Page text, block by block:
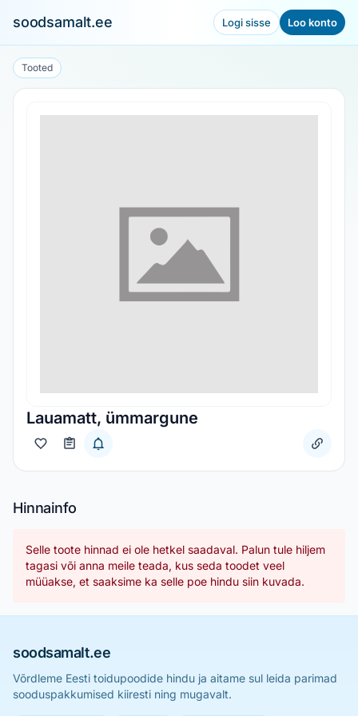
soodsamalt.ee Logi sisse Loo konto
Tooted
Lauamatt, ümmargune
Hinnainfo
Selle toote hinnad ei ole hetkel saadaval. Palun tule hiljem
tagasi või anna meile teada, kus seda toodet veel
müüakse, et saaksime ka selle poe hindu siin kuvada.
soodsamalt.ee
Võrdleme Eesti toidupoodide hindu ja aitame sul leida parimad
sooduspakkumised kiiresti ning mugavalt.